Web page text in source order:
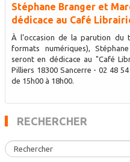
Stéphane Branger et
dédicace au Café
À l’occasion de la parution du
formats numériques),
seront en dédicace au "Café
Pilliers 18300 Sancerre - 02 48
de 15h00 à 18h00.
RECHERCHER